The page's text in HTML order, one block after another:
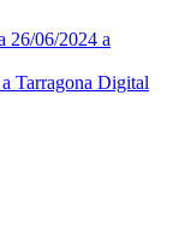
26/06/2024 a
Tarragona Digital